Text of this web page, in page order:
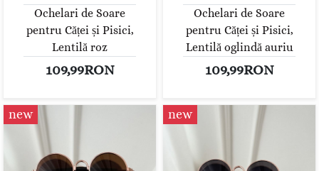
Ochelari de Soare
pentru Căței și Pisici,
Lentilă roz
109,99RON
Ochelari de Soare
pentru Căței și Pisici,
Lentilă oglindă auriu
109,99RON
new new